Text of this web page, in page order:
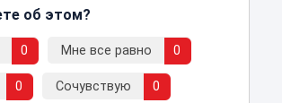
об этом?
0 Мне все равно 0
0 Сочувствую 0